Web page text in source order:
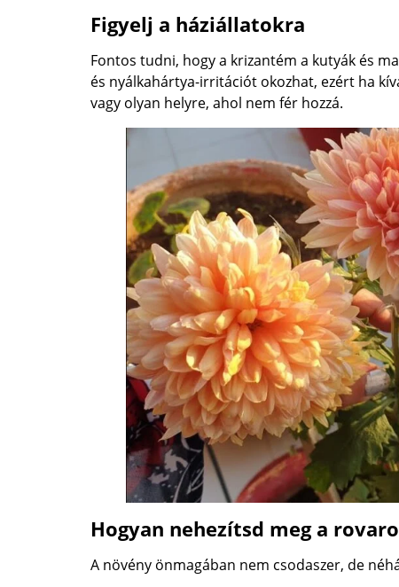
Figyelj a háziállatokra
Fontos tudni, hogy a krizantém a kutyák és
és nyálkahártya-irritációt okozhat, ezért ha
vagy olyan helyre, ahol nem fér hozzá.
Hogyan nehezítsd meg a
A növény önmagában nem csodaszer, de